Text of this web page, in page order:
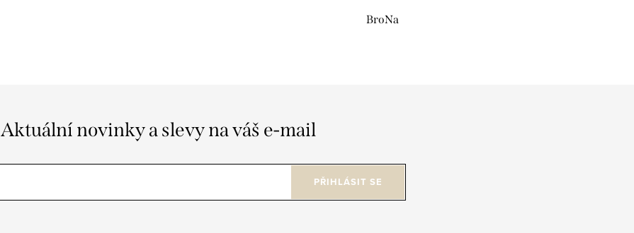
BroNa
Aktuální novinky a slevy na váš e-mail
PŘIHLÁSIT SE